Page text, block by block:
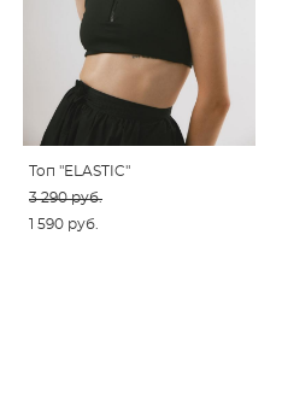
Топ "ELASTIC"
3 290 pуб.
1 590 pуб.